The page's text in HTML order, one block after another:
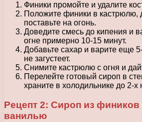
Финики промойте и удалите
Положите финики в кастрюлю,
поставьте на огонь.
Доведите смесь до кипения и
огне примерно 10-15 минут.
Добавьте сахар и варите еще
не загустеет.
Снимите кастрюлю с огня и
Перелейте готовый сироп в
храните в холодильнике до 2-х
Рецепт 2: Сироп из фиников
ванилью